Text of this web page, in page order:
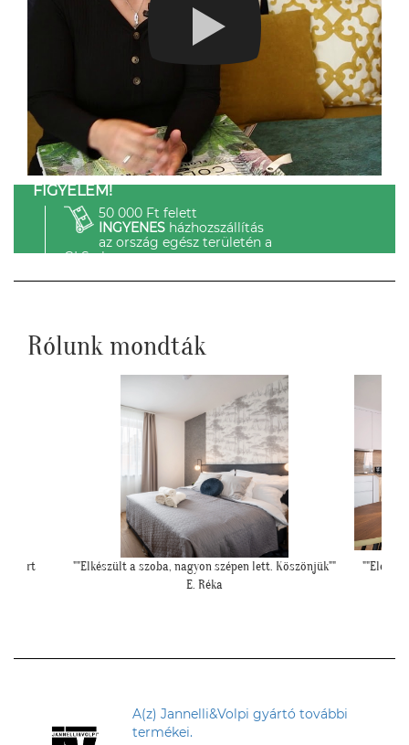
FIGYELEM!
50 000 Ft felett
INGYENESházhozszállítás
az ország egész területén a
GLS-el.
Rólunk mondták
""Elegáns lett a pengefal, sokáig imádni fogjuk""
Z. Anita
A(z) Jannelli&Volpi gyártó további
termékei.